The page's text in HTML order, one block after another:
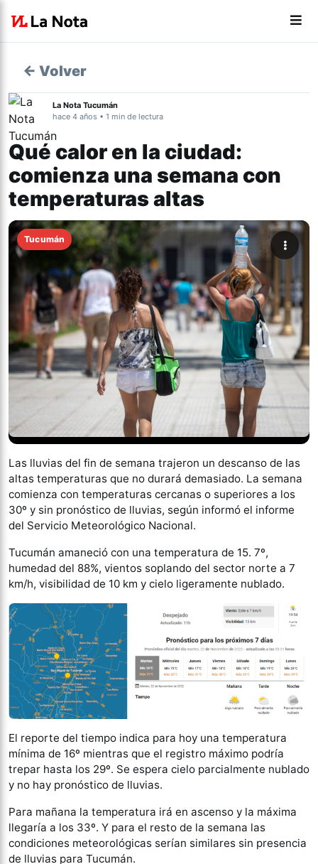
← Volver
La Nota Tucumán
hace 4 años • 1 min de lectura
Qué calor en la ciudad:
comienza una semana con
temperaturas altas
Tucumán
Las lluvias del fin de semana trajeron un descanso de las
altas temperaturas que no durará demasiado. La semana
comienza con temperaturas cercanas o superiores a los
30º y sin pronóstico de lluvias, según informó el informe
del Servicio Meteorológico Nacional.
Tucumán amaneció con una temperatura de 15. 7º,
humedad del 88%, vientos soplando del sector norte a 7
km/h, visibilidad de 10 km y cielo ligeramente nublado.
El reporte del tiempo indica para hoy una temperatura
mínima de 16º mientras que el registro máximo podría
trepar hasta los 29º. Se espera cielo parcialmente nublado
y no hay pronóstico de lluvias.
Para mañana la temperatura irá en ascenso y la máxima
llegaría a los 33º. Y para el resto de la semana las
condiciones meteorológicas serían similares sin presencia
de lluvias para Tucumán.